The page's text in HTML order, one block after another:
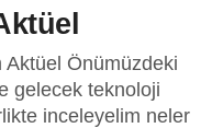
Aktüel Önümüzdeki
gelecek teknoloji
inceleyelim neler